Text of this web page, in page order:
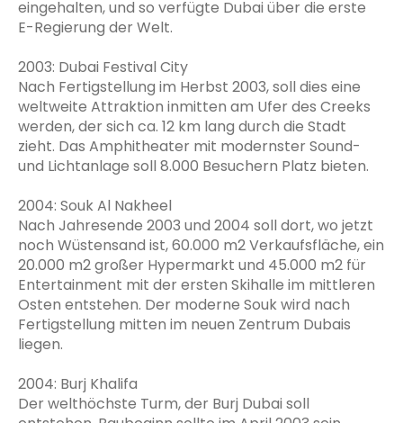
eingehalten, und so verfügte Dubai über die erste
E-Regierung der Welt.
2003: Dubai Festival City
Nach Fertigstellung im Herbst 2003, soll dies eine
weltweite Attraktion inmitten am Ufer des Creeks
werden, der sich ca. 12 km lang durch die Stadt
zieht. Das Amphitheater mit modernster Sound-
und Lichtanlage soll 8.000 Besuchern Platz bieten.
2004: Souk Al Nakheel
Nach Jahresende 2003 und 2004 soll dort, wo jetzt
noch Wüstensand ist, 60.000 m2 Verkaufsfläche, ein
20.000 m2 großer Hypermarkt und 45.000 m2 für
Entertainment mit der ersten Skihalle im mittleren
Osten entstehen. Der moderne Souk wird nach
Fertigstellung mitten im neuen Zentrum Dubais
liegen.
2004: Burj Khalifa
Der welthöchste Turm, der Burj Dubai soll